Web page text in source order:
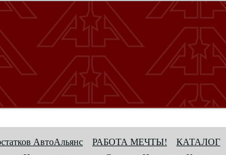
АвтоАльянс РАБОТА МЕЧТЫ! КАТАЛОГ